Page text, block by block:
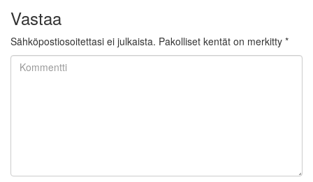
Vastaa
Sähköpostiosoitettasi ei julkaista. Pakolliset kentät on merkitty *
Kommentti